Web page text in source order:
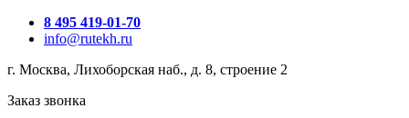
8 495 419-01-70
info@rutekh.ru
г. Москва, Лихоборская наб., д. 8, строение 2
Заказ звонка